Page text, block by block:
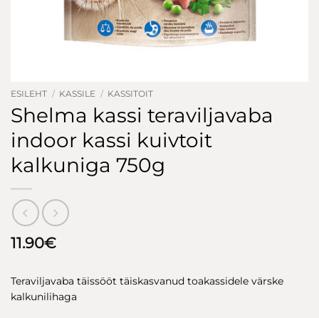
ESILEHT / KASSILE / KASSITOIT
Shelma kassi teraviljavaba
indoor kassi kuivtoit
kalkuniga 750g
11.90€
Teraviljavaba täissööt täiskasvanud toakassidele värske
kalkunilihaga